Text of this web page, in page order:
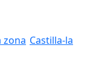
zona Castilla-la